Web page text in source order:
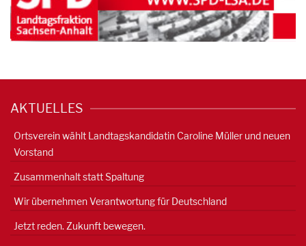
AKTUELLES
Ortsverein wählt Landtagskandidatin Caroline Müller und neuen
Vorstand
Zusammenhalt statt Spaltung
Wir übernehmen Verantwortung für Deutschland
Jetzt reden. Zukunft bewegen.